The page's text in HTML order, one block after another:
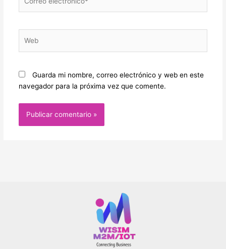
electrónico*
Guarda mi nombre, correo electrónico y web en este
navegador para la próxima vez que comente.